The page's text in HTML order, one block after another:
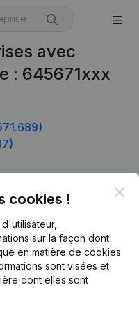
avec
: 645671xxx
cookies !
sur la façon dont
en matière de cookies
sont visées et
dont elles sont
Produit
Informations d’entreprise
Monitoring
Recherche internationale